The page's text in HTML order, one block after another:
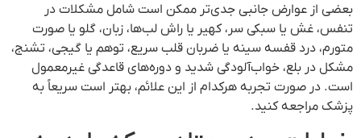
بعضی از عوارض جانبی جدی‌تر ممکن است شامل مشکلات در
تنفس، غش یا سبکی سر، کهیر یا راش لب‌ها، زبان، گلو یا صورت
متورم، درد قفسه سینه یا ضربان قلب سریع، توهم یا گیجی، تشنج،
مشکل در بلع، خواب‌آلودگی شدید و دوره‌های قاعدگی غیرمعمول
است. در صورت تجربه هرکدام از این علائم، بهتر است سریعاً به
پزشک مراجعه کنید.